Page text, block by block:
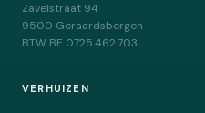
Zavelstraat 94
9500 Geraardsbergen
BTW BE 0725.462.703
VERHUIZEN